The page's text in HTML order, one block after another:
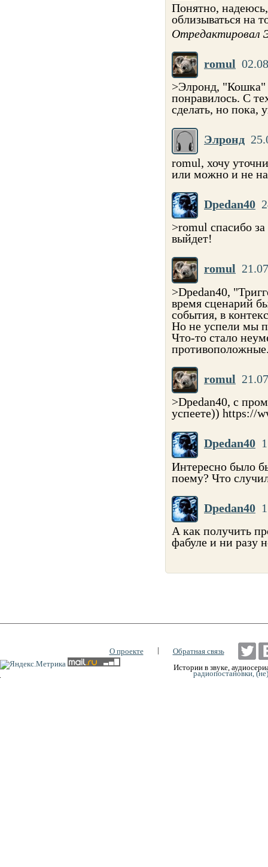
Понятно,
облизываться на
Отредактировал
romul
>Элронд, "Кошка"
понравилось. С
сделать, но пока,
Элронд
romul, хочу
или можно и не
Dpedan40
>romul спасибо за
выйдет!
romul
>Dpedan40,
время сценарий
события, в
Но не успели мы
Что-то стало
romul
>Dpedan40, с
успеете)) https://
Dpedan40
Интересно было
поему? Что
Dpedan40
А как получить
фабуле и ни разу
О проекте |
Обратная связь
Истории в звуке,
радиопостановки,